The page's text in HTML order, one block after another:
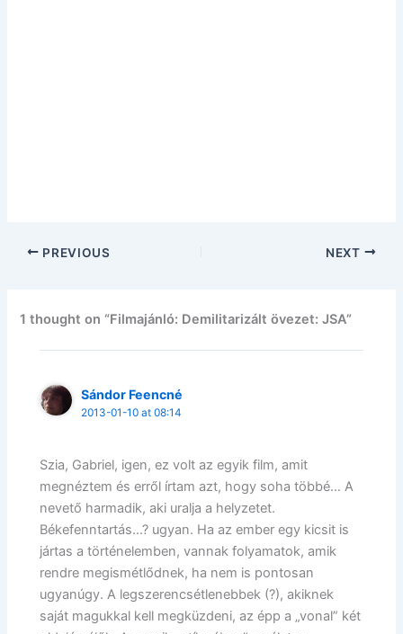
PREVIOUS NEXT
1 thought on “Filmajánló: Demilitarizált övezet: JSA”
Sándor Feencné
2013-01-10 at 08:14
Szia, Gabriel, igen, ez volt az egyik film, amit
megnéztem és erről írtam azt, hogy soha többé… A
nevető harmadik, aki uralja a helyzetet.
Békefenntartás…? ugyan. Ha az ember egy kicsit is
jártas a történelemben, vannak folyamatok, amik
rendre megismétlődnek, ha nem is pontosan
ugyanúgy. A legszerencsétlenebbek (?), akiknek
saját magukkal kell megküzdeni, az épp a „vonal” két